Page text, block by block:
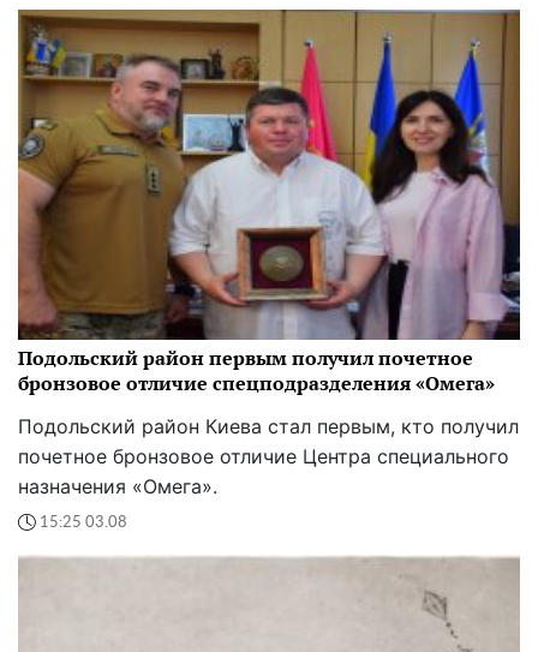
Подольский район первым получил почетное
бронзовое отличие спецподразделения «Омега»
Подольский район Киева стал первым, кто получил
почетное бронзовое отличие Центра специального
назначения «Омега».
15:25 03.08